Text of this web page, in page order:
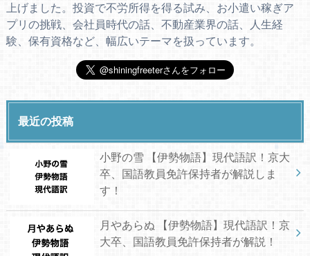
上げました。投資で不労所得を得る試み、お小遣い稼ぎア
プリの挑戦、会社員時代の話、不動産業界の話、人生経
験、保有資格など、幅広いテーマを扱っています。
最近の投稿
小野の雪 【伊勢物語】現代語訳！京大
卒、国語教員免許保持者が解説しま
す！
月やあらぬ 【伊勢物語】現代語訳！京
大卒、国語教員免許保持者が解説！